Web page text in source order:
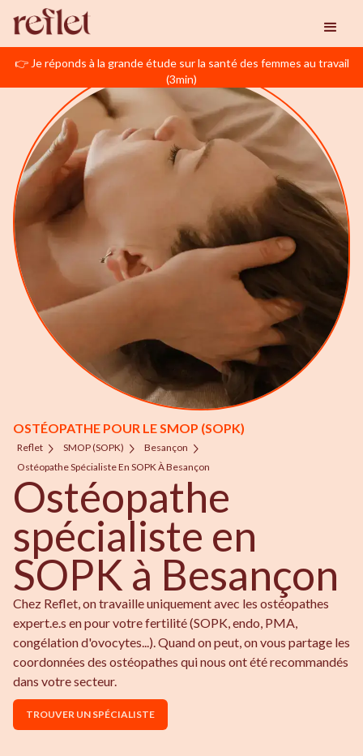
👉 Je réponds à la grande étude sur la santé des femmes au travail
(3min)
OSTÉOPATHE POUR LE SMOP (SOPK)
Reflet SMOP (SOPK)
Besançon
Ostéopathe Spécialiste En SOPK À Besançon
Ostéopathe
spécialiste en
SOPK à Besançon
Chez Reflet, on travaille uniquement avec les ostéopathes
expert.e.s en pour votre fertilité (SOPK, endo, PMA,
congélation d'ovocytes...). Quand on peut, on vous partage les
coordonnées des ostéopathes qui nous ont été recommandés
dans votre secteur.
TROUVER UN SPÉCIALISTE